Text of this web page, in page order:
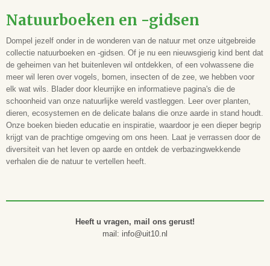
Natuurboeken en -gidsen
Dompel jezelf onder in de wonderen van de natuur met onze uitgebreide
collectie natuurboeken en -gidsen. Of je nu een nieuwsgierig kind bent dat
de geheimen van het buitenleven wil ontdekken, of een volwassene die
meer wil leren over vogels, bomen, insecten of de zee, we hebben voor
elk wat wils. Blader door kleurrijke en informatieve pagina's die de
schoonheid van onze natuurlijke wereld vastleggen. Leer over planten,
dieren, ecosystemen en de delicate balans die onze aarde in stand houdt.
Onze boeken bieden educatie en inspiratie, waardoor je een dieper begrip
krijgt van de prachtige omgeving om ons heen. Laat je verrassen door de
diversiteit van het leven op aarde en ontdek de verbazingwekkende
verhalen die de natuur te vertellen heeft.
Heeft u vragen, mail ons gerust!
mail: info@uit10.nl